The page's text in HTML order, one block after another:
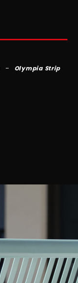
Olympia Strip